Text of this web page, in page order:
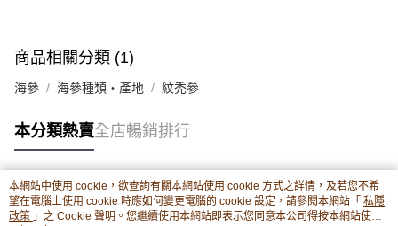
滿$380免運費 - 送貨到家(3-5個工作天內送達)
每筆HK$80.00，滿HK$380.00或以上免運費
商品相關分類 (1)
海參 海參種類・產地 紋禿參
本分類熱賣全店暢銷排行
熱門標籤
本網站中使用 cookie，欲查詢有關本網站使用 cookie 方式之詳情，及若您不希
望在電腦上使用 cookie 時應如何變更電腦的 cookie 設定，請參閱本網站「 私隱
政策 」之 Cookie 聲明。您繼續使用本網站即表示您同意本公司得按本網站使用